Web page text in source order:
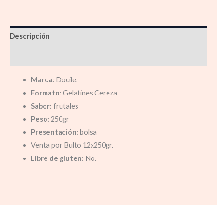
Descripción
Marca: Docile.
Formato: Gelatines Cereza
Sabor: frutales
Peso: 250gr
Presentación: bolsa
Venta por Bulto 12x250gr.
Libre de gluten: No.